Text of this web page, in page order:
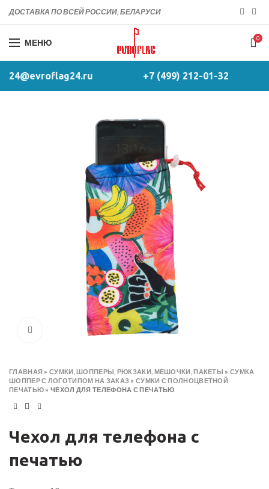
ДОСТАВКА ПО ВСЕЙ РОССИИ, БЕЛАРУСИ
МЕНЮ 0
24@evroflag24.ru +7 (499) 212-01-32
Click to enlarge
ГЛАВНАЯ »СУМКИ, ШОППЕРЫ, РЮКЗАКИ, МЕШОЧКИ, ПАКЕТЫ » СУМКА
ШОППЕР С ЛОГОТИПОМ НА ЗАКАЗ »СУМКИ С ПОЛНОЦВЕТНОЙ
ПЕЧАТЬЮ »ЧЕХОЛ ДЛЯ ТЕЛЕФОНА С ПЕЧАТЬЮ
Чехол для телефона с
печатью